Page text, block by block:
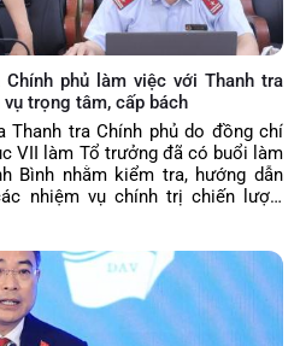
phủ làm việc với Thanh tra
trọng tâm, cấp bách
Thanh tra Chính phủ do đồng chí
VII làm Tổ trưởng đã có buổi làm
Bình nhằm kiểm tra, hướng dẫn
nhiệm vụ chính trị chiến lược,
Ninh Bình Lê Văn Cường, Phó
Đức và lãnh đạo các phòng ban